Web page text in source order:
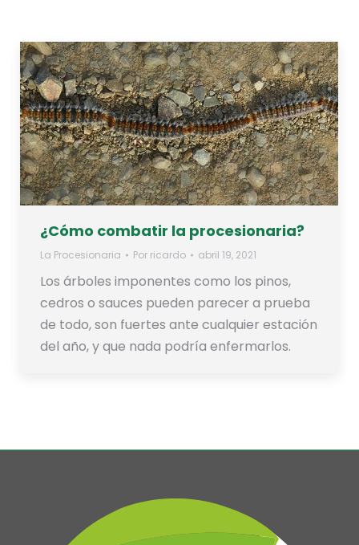
¿Cómo combatir la procesionaria?
La Procesionaria Por ricardo abril 19, 2021
Los árboles imponentes como los pinos,
cedros o sauces pueden parecer a prueba
de todo, son fuertes ante cualquier estación
del año, y que nada podría enfermarlos.